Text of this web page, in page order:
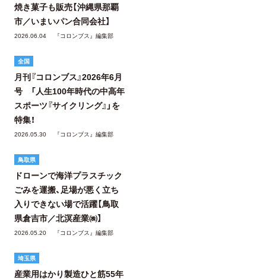
焼き菓子も販売【沖縄県那覇
市／いまいパン合同会社】
2026.06.04 『コロンブス』編集部
全国
月刊『コロンブス』2026年6月
号 「人生100年時代の中高年
スポーツ『サイクリング』」を
特集！
2026.05.30 『コロンブス』編集部
鳥取県
ドローンで海洋プラスチック
ごみを運搬、足場が悪く立ち
入りできない場で活躍【鳥取
県倉吉市／北溟産業㈱】
2026.05.20 『コロンブス』編集部
埼玉県
産業用はかり製造ひと筋55年